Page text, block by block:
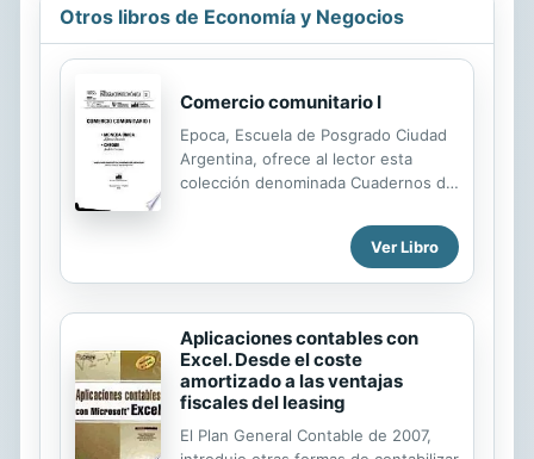
Otros libros de Economía y Negocios
Comercio comunitario I
Epoca, Escuela de Posgrado Ciudad
Argentina, ofrece al lector esta
colección denominada Cuadernos de
monografías y ensayos de
Ver Libro
Aplicaciones contables con
Excel. Desde el coste
amortizado a las ventajas
fiscales del leasing
El Plan General Contable de 2007,